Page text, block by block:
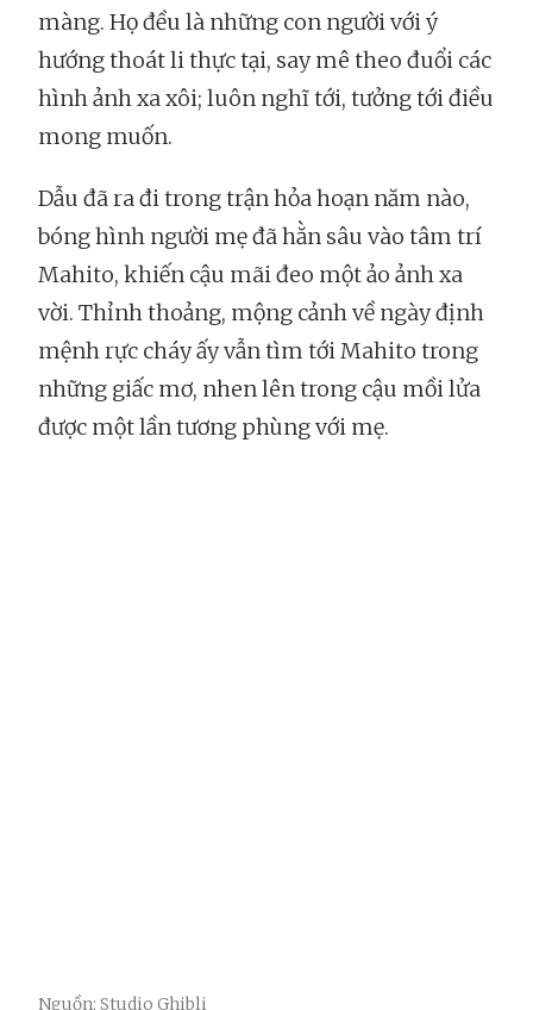
màng. Họ đều là những con người với ý
hướng thoát li thực tại, say mê theo đuổi các
hình ảnh xa xôi; luôn nghĩ tới, tưởng tới điều
mong muốn.
Dẫu đã ra đi trong trận hỏa hoạn năm nào,
bóng hình người mẹ đã hằn sâu vào tâm trí
Mahito, khiến cậu mãi đeo một ảo ảnh xa
vời. Thỉnh thoảng, mộng cảnh về ngày định
mệnh rực cháy ấy vẫn tìm tới Mahito trong
những giấc mơ, nhen lên trong cậu mồi lửa
được một lần tương phùng với mẹ.
Nguồn: Studio Ghibli